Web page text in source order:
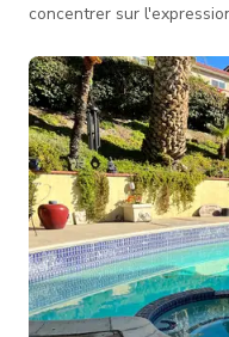
concentrer sur
lieu ; c'est une toile où la
vous filmiez une fête
rendez-vous romantique
l'eau, notre piscine